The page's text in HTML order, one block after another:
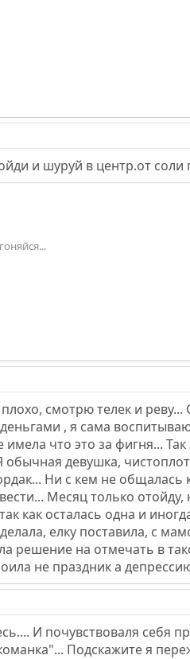
и шуруй в центр.от
смотрю телек и
, я сама
имела что это за фигня...
обычная девушка,
Ни с кем не
Месяц только
как осталась одна и
елку поставила, с
решение на отмечать в
не праздник а
И почувствоваля себя
Подскажите я